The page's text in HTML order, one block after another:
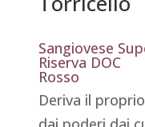
Sangiovese
Riserva DOC
Rosso
Deriva il